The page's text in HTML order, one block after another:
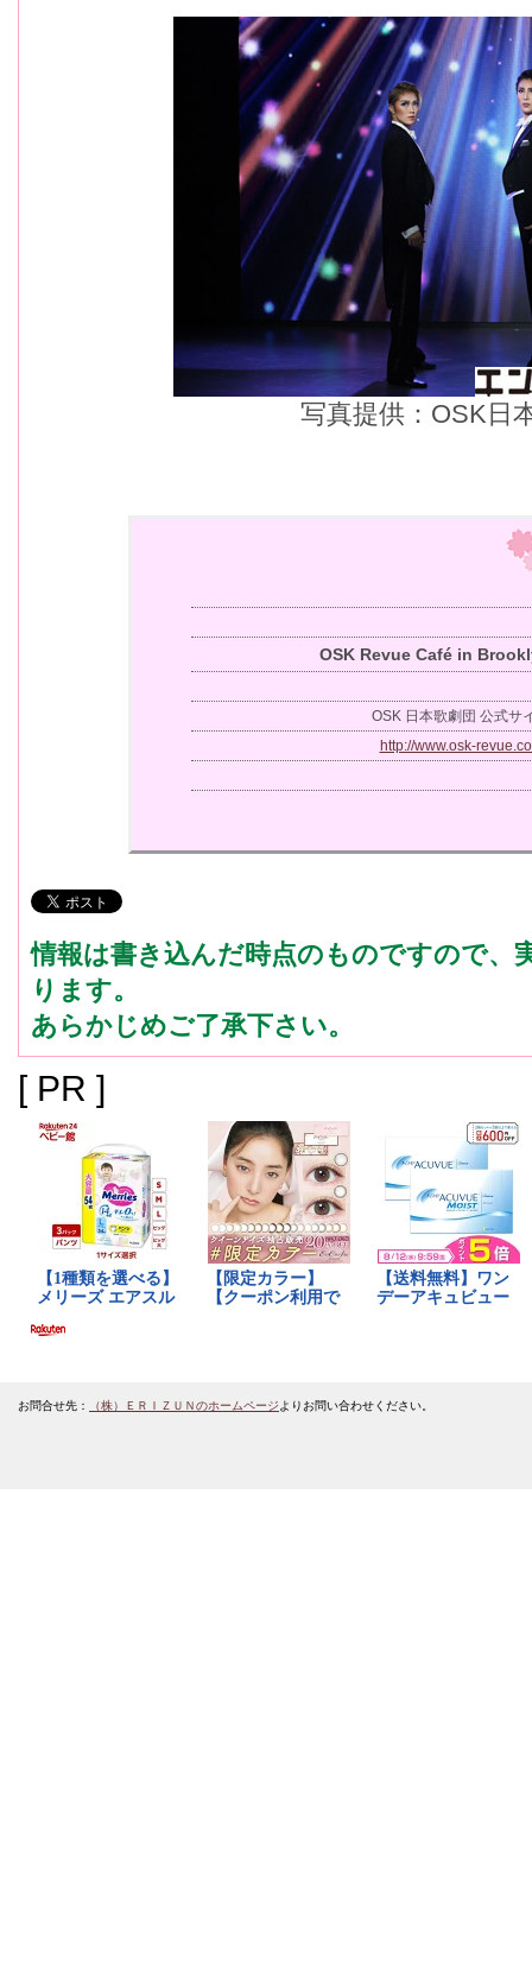
写真提供：OSK日
OSK Revue Café in
OSK 日本歌劇団 公式サ
http://www.osk-
情報は書き込んだ時点のものですので、
ります。
あらかじめご了承下さい。
[ PR ]
お問合せ先： （株）ＥＲＩＺＵＮのホームページよりお問い合わせください。